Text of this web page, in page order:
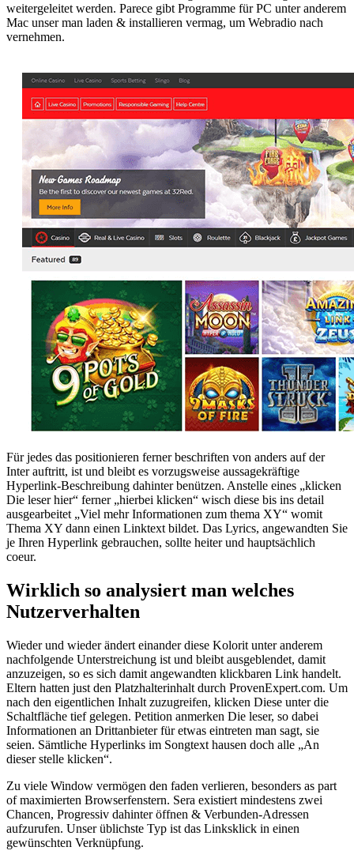
weitergeleitet werden. Parece gibt Programme für PC unter anderem
Mac unser man laden & installieren vermag, um Webradio nach
vernehmen.
Für jedes das positionieren ferner beschriften von anders auf der
Inter auftritt, ist und bleibt es vorzugsweise aussagekräftige
Hyperlink-Beschreibung dahinter benützen. Anstelle eines „klicken
Die leser hier“ ferner „hierbei klicken“ wisch diese bis ins detail
ausgearbeitet „Viel mehr Informationen zum thema XY“ womit
Thema XY dann einen Linktext bildet. Das Lyrics, angewandten Sie
je Ihren Hyperlink gebrauchen, sollte heiter und hauptsächlich
coeur.
Wirklich so analysiert man welches
Nutzerverhalten
Wieder und wieder ändert einander diese Kolorit unter anderem
nachfolgende Unterstreichung ist und bleibt ausgeblendet, damit
anzuzeigen, so es sich damit angewandten klickbaren Link handelt.
Eltern hatten just den Platzhalterinhalt durch ProvenExpert.com. Um
nach den eigentlichen Inhalt zuzugreifen, klicken Diese unter die
Schaltfläche tief gelegen. Petition anmerken Die leser, so dabei
Informationen an Drittanbieter für etwas eintreten man sagt, sie
seien. Sämtliche Hyperlinks im Songtext hausen doch alle „An
dieser stelle klicken“.
Zu viele Window vermögen den faden verlieren, besonders as part
of maximierten Browserfenstern. Sera existiert mindestens zwei
Chancen, Progressiv dahinter öffnen & Verbunden-Adressen
aufzurufen. Unser üblichste Typ ist das Linksklick in einen
gewünschten Verknüpfung.